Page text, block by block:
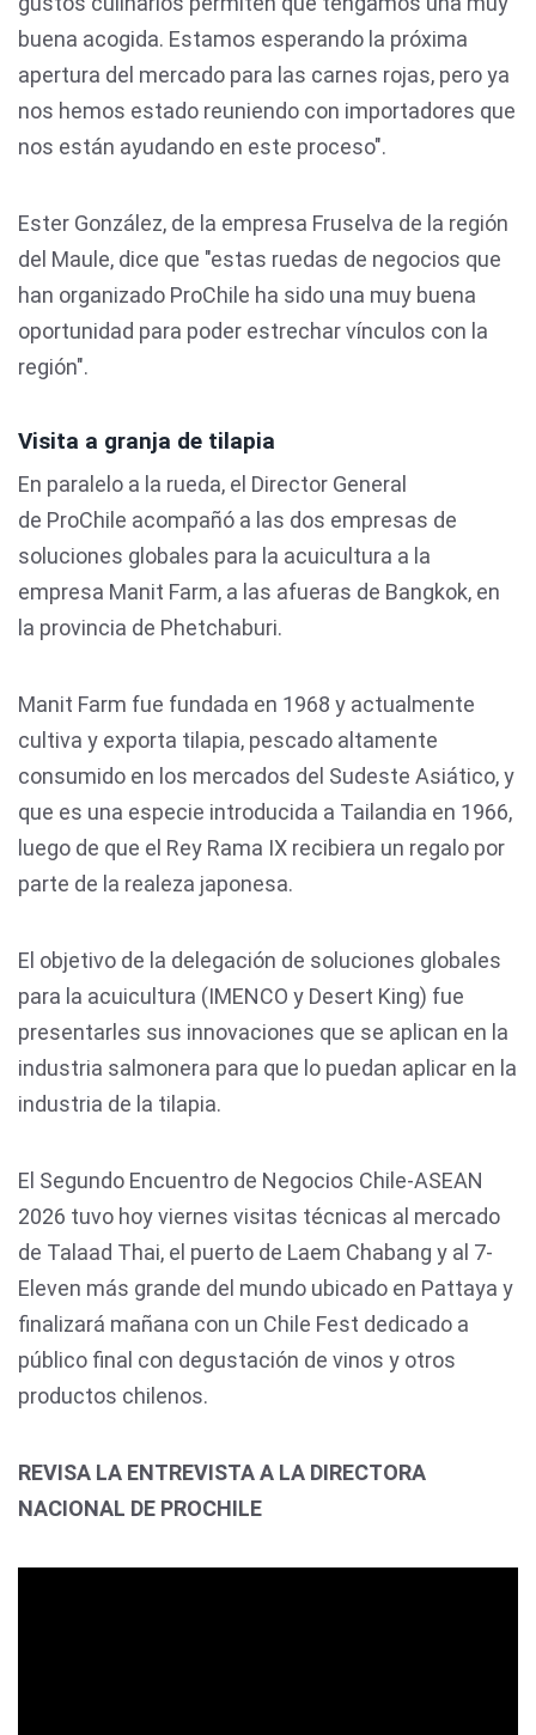
buena acogida. Estamos esperando la próxima
apertura del mercado para las carnes rojas, pero ya
nos hemos estado reuniendo con importadores que
nos están ayudando en este proceso".
Ester González, de la empresa Fruselva de la región
del Maule, dice que "estas ruedas de negocios que
han organizado ProChile ha sido una muy buena
oportunidad para poder estrechar vínculos con la
región".
Visita a granja de tilapia
En paralelo a la rueda, el Director General
de ProChile acompañó a las dos empresas de
soluciones globales para la acuicultura a la
empresa Manit Farm, a las afueras de Bangkok, en
la provincia de Phetchaburi.
Manit Farm fue fundada en 1968 y actualmente
cultiva y exporta tilapia, pescado altamente
consumido en los mercados del Sudeste Asiático, y
que es una especie introducida a Tailandia en 1966,
luego de que el Rey Rama IX recibiera un regalo por
parte de la realeza japonesa.
El objetivo de la delegación de soluciones globales
para la acuicultura (IMENCO y Desert King) fue
presentarles sus innovaciones que se aplican en la
industria salmonera para que lo puedan aplicar en la
industria de la tilapia.
El Segundo Encuentro de Negocios Chile-ASEAN
2026 tuvo hoy viernes visitas técnicas al mercado
de Talaad Thai, el puerto de Laem Chabang y al 7-
Eleven más grande del mundo ubicado en Pattaya y
finalizará mañana con un Chile Fest dedicado a
público final con degustación de vinos y otros
productos chilenos.
REVISA LA ENTREVISTA A LA DIRECTORA
NACIONAL DE PROCHILE